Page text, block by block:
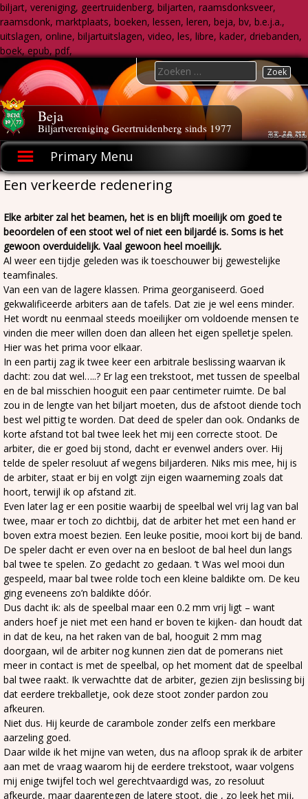
biljart, vereniging, geertruidenberg, biljarten, raamsdonksveer,
raamsdonk, marktplaats, boeken, lessen, leren, beja, bv, b.e.j.a.,
uitslagen, online, biljartuitslagen, video, les, libre, kader, driebanden,
boek, epub, pdf,
to
content
Beja
Biljartvereniging Geertruidenberg sinds 1977
Primary Menu
Search
for:
Een verkeerde redenering
Elke arbiter zal het beamen, het is en blijft moeilijk om goed te
beoordelen of een stoot wel of niet een biljardé is. Soms is het
gewoon overduidelijk. Vaal gewoon heel moeilijk.
Al weer een tijdje geleden was ik toeschouwer bij gewestelijke
teamfinales.
Van een van de lagere klassen. Prima georganiseerd. Goed
gekwalificeerde arbiters aan de tafels. Dat zie je wel eens minder.
Het wordt nu eenmaal steeds moeilijker om voldoende mensen te
vinden die meer willen doen dan alleen het eigen spelletje spelen.
Hier was het prima voor elkaar.
In een partij zag ik twee keer een arbitrale beslissing waarvan ik
dacht: zou dat wel…..? Er lag een trekstoot, met tussen de speelbal
en de bal misschien hooguit een paar centimeter ruimte. De bal
zou in de lengte van het biljart moeten, dus de afstoot diende toch
best wel pittig te worden. Dat deed de speler dan ook. Ondanks de
korte afstand tot bal twee leek het mij een correcte stoot. De
arbiter, die er goed bij stond, dacht er evenwel anders over. Hij
telde de speler resoluut af wegens biljarderen. Niks mis mee, hij is
de arbiter, staat er bij en volgt zijn eigen waarneming zoals dat
hoort, terwijl ik op afstand zit.
Even later lag er een positie waarbij de speelbal wel vrij lag van bal
twee, maar er toch zo dichtbij, dat de arbiter het met een hand er
boven extra moest bezien. Een leuke positie, mooi kort bij de band.
De speler dacht er even over na en besloot de bal heel dun langs
bal twee te spelen. Zo gedacht zo gedaan. ’t Was wel mooi dun
gespeeld, maar bal twee rolde toch een kleine baldikte om. De keu
ging eveneens zo’n baldikte dóór.
Dus dacht ik: als de speelbal maar een 0.2 mm vrij ligt – want
anders hoef je niet met een hand er boven te kijken- dan houdt dat
in dat de keu, na het raken van de bal, hooguit 2 mm mag
doorgaan, wil de arbiter nog kunnen zien dat de pomerans niet
meer in contact is met de speelbal, op het moment dat de speelbal
bal twee raakt. Ik verwachtte dat de arbiter, gezien zijn beslissing bij
dat eerdere trekballetje, ook deze stoot zonder pardon zou
afkeuren.
Niet dus. Hij keurde de carambole zonder zelfs een merkbare
aarzeling goed.
Daar wilde ik het mijne van weten, dus na afloop sprak ik de arbiter
aan met de vraag waarom hij de eerdere trekstoot, waar volgens
mij enige twijfel toch wel gerechtvaardigd was, zo resoluut
afkeurde, maar daarentegen de latere stoot, die , zo leek het mij,